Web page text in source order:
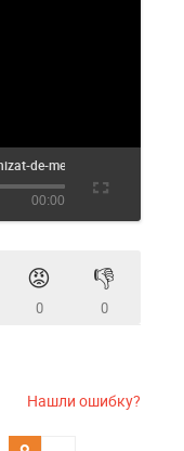
de-membrii-si-
00:00
😡
0
👎
0
Нашли ошибку?